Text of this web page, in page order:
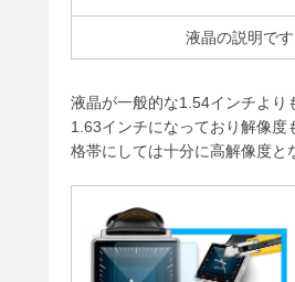
液晶の説明です
液晶が一般的な1.54インチより
1.63インチになっており解像度
格帯にしては十分に高解像度と